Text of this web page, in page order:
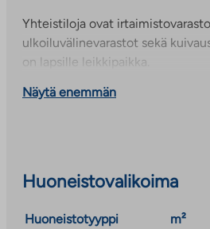
Yhteistiloja ovat
ulkoiluvälinevarastot sekä
on lapsille leikkipaikka.
Kävelyetäisyydellä on ala- ja
Ahveniston upea luonto- ja
kuntoilua ja ulkoilua harrastavalle.
Näytä enemmän
Huoneistovalikoima
Huoneistotyyppi m²